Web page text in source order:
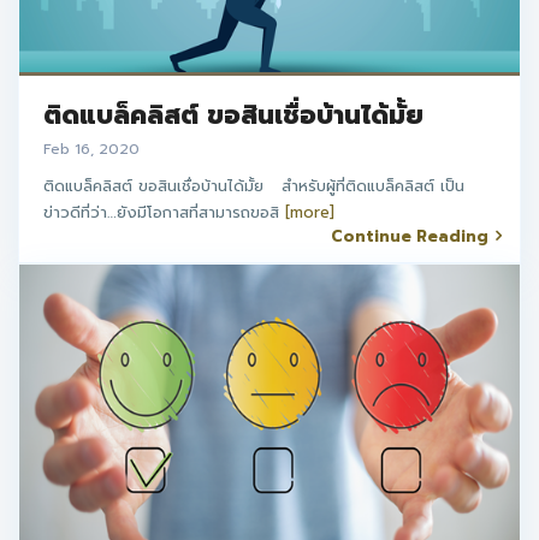
ติดแบล็คลิสต์ ขอสินเชื่อบ้านได้มั้ย
Feb 16, 2020
ติดแบล็คลิสต์ ขอสินเชื่อบ้านได้มั้ย สำหรับผู้ที่ติดแบล็คลิสต์ เป็น
ข่าวดีที่ว่า…ยังมีโอกาสที่สามารถขอสิ [more]
Continue Reading